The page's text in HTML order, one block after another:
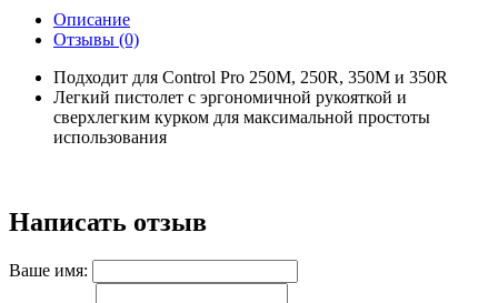
Описание
Отзывы (0)
Подходит для Control Pro 250M, 250R, 350M и 350R
Легкий пистолет с эргономичной рукояткой и
сверхлегким курком для максимальной простоты
использования
Написать отзыв
Ваше имя: